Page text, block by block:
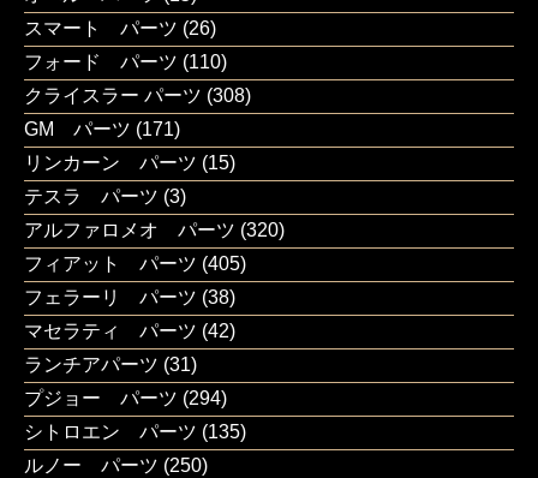
スマート パーツ (26)
フォード パーツ (110)
クライスラー パーツ (308)
GM パーツ (171)
リンカーン パーツ (15)
テスラ パーツ (3)
アルファロメオ パーツ (320)
フィアット パーツ (405)
フェラーリ パーツ (38)
マセラティ パーツ (42)
ランチアパーツ (31)
プジョー パーツ (294)
シトロエン パーツ (135)
ルノー パーツ (250)